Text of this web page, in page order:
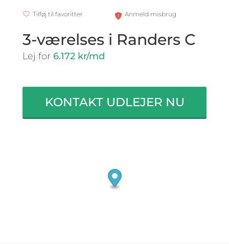
Tilføj til favoritter Anmeld misbrug
3-værelses i Randers C
Lej for 6.172 kr/md
KONTAKT UDLEJER NU